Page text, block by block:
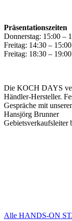
Präsentationszeiten
Donnerstag: 15:00 –
Freitag: 14:30 – 15:00
Freitag: 18:30 – 19:00
Die KOCH DAYS
Händler-Hersteller.
Gespräche mit
Hansjörg Brunner
Gebietsverkaufsleiter
Alle HANDS-ON